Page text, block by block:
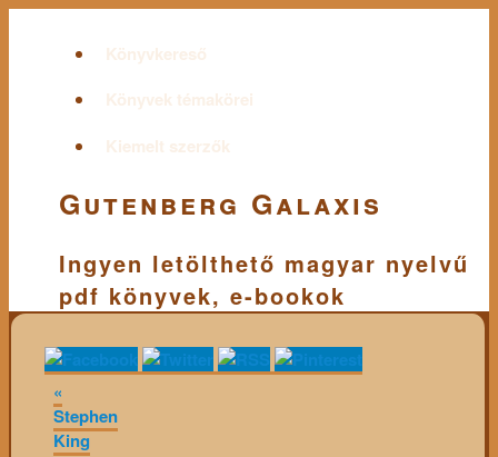
Könyvkereső
Könyvek témakörei
Kiemelt szerzők
Gutenberg Galaxis
Ingyen letölthető magyar nyelvű
pdf könyvek, e-bookok
«
Stephen
King